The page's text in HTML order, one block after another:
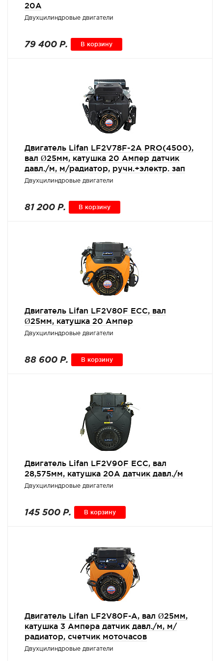
20A
Двухцилиндровые двигатели
79 400 Р. В корзину
Двигатель Lifan LF2V78F-2A PRO(4500),
вал Ø25мм, катушка 20 Ампер датчик
давл./м, м/радиатор, ручн.+электр. зап
Двухцилиндровые двигатели
81 200 Р. В корзину
Двигатель Lifan LF2V80F ECC, вал
Ø25мм, катушка 20 Ампер
Двухцилиндровые двигатели
88 600 Р. В корзину
Двигатель Lifan LF2V90F ECC, вал
28,575мм, катушка 20А датчик давл./м
Двухцилиндровые двигатели
145 500 Р. В корзину
Двигатель Lifan LF2V80F-A, вал Ø25мм,
катушка 3 Ампера датчик давл./м, м/
радиатор, счетчик моточасов
Двухцилиндровые двигатели